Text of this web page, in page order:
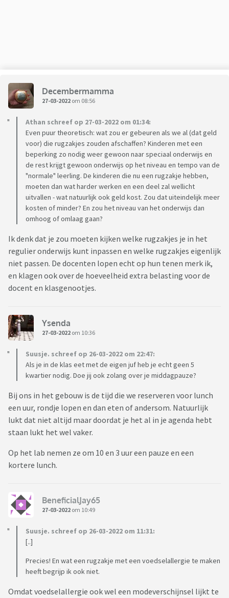
Decembermamma
27-03-2022 om 08:56
Athan schreef op 27-03-2022 om 01:34:
Even puur theoretisch: wat zou er gebeuren als we al (dat geld
voor) die rugzakjes zouden afschaffen? Kinderen met een
beperking zo nodig weer gewoon naar speciaal onderwijs en
de rest krijgt gewoon onderwijs op het niveau en tempo van de
"normale" leerling. De kinderen die nu een rugzakje hebben,
moeten dan wat harder werken en een deel zal wellicht
uitvallen - wat natuurlijk ook geld kost. Zou dat uiteindelijk meer
kosten of minder? En zou het niveau van het onderwijs dan
omhoog of omlaag gaan?
Ik denk dat je zou moeten kijken welke rugzakjes je in het
regulier onderwijs kunt inpassen en welke rugzakjes eigenlijk
niet passen. De docenten lopen echt op hun tenen merk ik,
en klagen ook over de hoeveelheid extra belasting voor de
docent en klasgenootjes.
Ysenda
27-03-2022 om 10:36
Suusje. schreef op 26-03-2022 om 22:47:
Als je in de klas eet met de eigen juf heb je echt geen 5
kwartier nodig. Doe jij ook zolang over je middagpauze?
Bij ons in het gebouw is de tijd die we reserveren voor lunch
een uur, rondje lopen en dan eten of andersom. Natuurlijk
lukt dat niet altijd maar doordat je het al in je agenda hebt
staan lukt het wel vaker.
Op het lab nemen ze om 10 en 3 uur een pauze en een
kortere lunch.
BeneficialJay65
27-03-2022 om 10:49
Suusje. schreef op 26-03-2022 om 11:31:
[..]
Precies! En wat een rugzakje met een voedselallergie te maken
heeft begrijp ik ook niet.
Omdat voedselallergie ook wel een modeverschijnsel lijkt te